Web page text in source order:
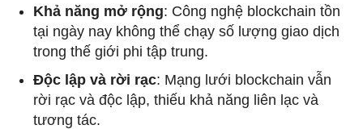
Khả năng mở rộng: Công nghệ blockchain tồn
tại ngày nay không thể chạy số lượng giao dịch
trong thế giới phi tập trung.
Độc lập và rời rạc: Mạng lưới blockchain vẫn
rời rạc và độc lập, thiếu khả năng liên lạc và
tương tác.